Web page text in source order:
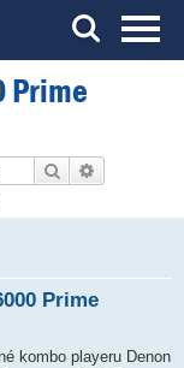
Prime
Hledat
Prime
kombo playeru Denon